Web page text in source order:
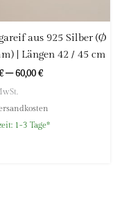
aus 925 Silber (Ø
| Längen 42 / 45 cm
–60,00€
1-3 Tage*